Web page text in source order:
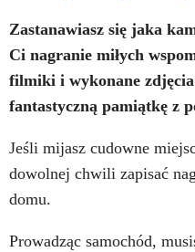
Zastanawiasz się jaka
Ci nagranie miłych
filmiki i wykonane zdjęcia
fantastyczną pamiątkę z
Jeśli mijasz cudowne
dowolnej chwili zapisać
domu.
Prowadząc samochód,